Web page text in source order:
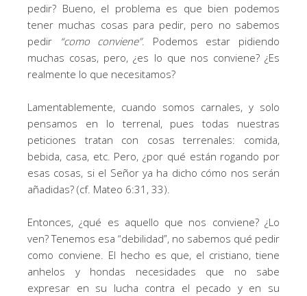
pedir? Bueno, el problema es que bien podemos
tener muchas cosas para pedir, pero no sabemos
pedir
“como conviene”. Podemos estar pidiendo
muchas cosas, pero, ¿es lo que nos conviene? ¿Es
realmente lo que necesitamos?
Lamentablemente, cuando somos carnales, y solo
pensamos en lo terrenal, pues todas nuestras
peticiones tratan con cosas terrenales: comida,
bebida, casa, etc. Pero, ¿por qué están rogando por
esas cosas, si el Señor ya ha dicho cómo nos serán
añadidas? (cf. Mateo 6:31, 33).
Entonces, ¿qué es aquello que nos conviene? ¿Lo
ven? Tenemos esa “debilidad”, no sabemos qué pedir
como conviene. El hecho es que, el cristiano, tiene
anhelos y hondas necesidades que no sabe
expresar en su lucha contra el pecado y en su